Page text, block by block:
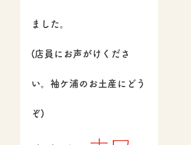
ました。
(店員にお声がけくださ
い。袖ケ浦のお土産にどう
ぞ)